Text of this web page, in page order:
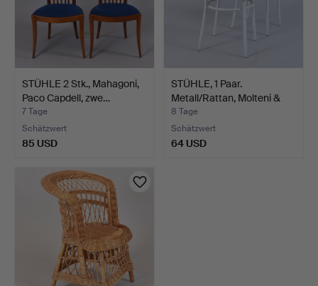
STÜHLE 2 Stk., Mahagoni,
Paco Capdell, zwe…
7 Tage
Schätzwert
85 USD
STÜHLE, 1 Paar.
Metall/Rattan, Molteni &
C…
8 Tage
Schätzwert
64 USD